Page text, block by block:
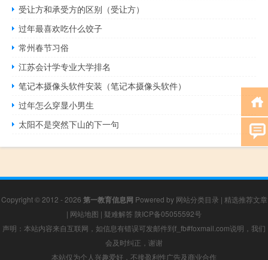
受让方和承受方的区别（受让方）
过年最喜欢吃什么饺子
常州春节习俗
江苏会计学专业大学排名
笔记本摄像头软件安装（笔记本摄像头软件）
过年怎么穿显小男生
太阳不是突然下山的下一句
Copyright © 2012 - 2026 第一教育信息网 Powered by 网站分类目录 | 精选推荐文章
| 网站地图 | 疑难解答 陕ICP备05055592号
声明：本站内容来自互联网，如信息有错误可发邮件到f_fb#foxmail.com说明，我们
会及时纠正，谢谢
本站仅为个人兴趣爱好，不接盈利性广告及商业合作